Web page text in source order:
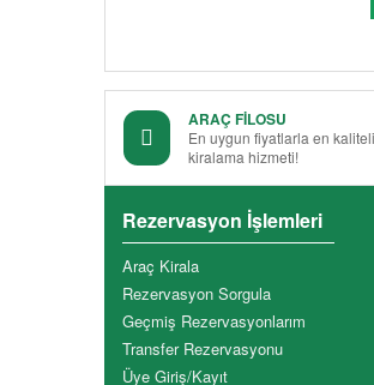
ARAÇ FİLOSU
En uygun fiyatlarla en
kiralama hizmeti!
Rezervasyon İşlemleri
Araç Kirala
Rezervasyon Sorgula
Geçmiş Rezervasyonlarım
Transfer Rezervasyonu
Üye Giriş/Kayıt